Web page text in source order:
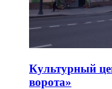
Культурный
ворота»